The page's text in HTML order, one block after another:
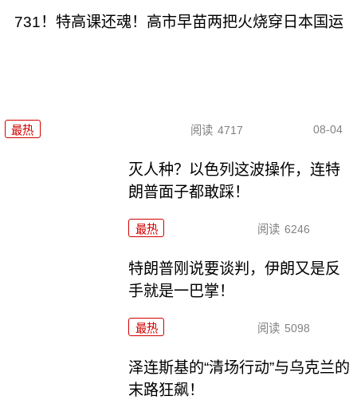
731！特高课还魂！高市早苗两把火烧穿日本国运
最热 阅读 4717 08-04
灭人种？以色列这波操作，连特
朗普面子都敢踩！
最热 阅读 6246
特朗普刚说要谈判，伊朗又是反
手就是一巴掌！
最热 阅读 5098
泽连斯基的“清场行动”与乌克兰的
末路狂飙！